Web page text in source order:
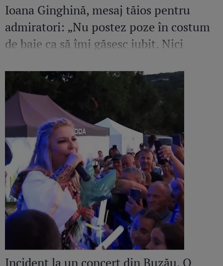
Ioana Ginghină, mesaj tăios pentru
admiratori: „Nu postez poze în costum
de baie ca să îmi găsesc iubit. Nici
Incident la un concert din Buzău. O